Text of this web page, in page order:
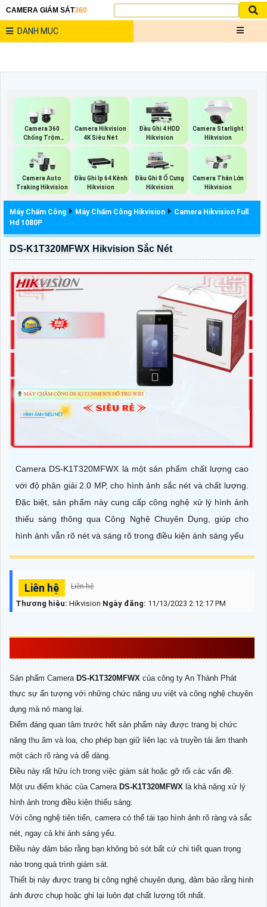
CAMERA GIÁM SÁT360
DANH MỤC
Camera 360
Chống Trộm
Hikvision
Camera Hikvision
4K Siêu Nét
Đầu Ghi 4 HDD
Hikvision
Camera Starlight
Hikvision
Camera Auto
Traking Hikvision
Đầu Ghi Ip 64 Kênh
Hikvision
Đầu Ghi 8 Ổ Cưng
Hikvision
Camera Thân Lớn
Hikvision
Máy Chấm Công Máy Chấm Công Hikvision
Camera Hikvision Full
Hd 1080P
DS-K1T320MFWX Hikvision Sắc Nét
Camera DS-K1T320MFWX là một sản phẩm chất lượng cao
với độ phân giải 2.0 MP, cho hình ảnh sắc nét và chất lượng.
Đặc biệt, sản phẩm này cung cấp công nghệ xử lý hình ảnh
thiếu sáng thông qua Công Nghệ Chuyên Dụng, giúp cho
hình ảnh vẫn rõ nét và sáng rõ trong điều kiện ánh sáng yếu
Liên hệ Liên hệ
Thương hiệu: Hikvision Ngày đăng: 11/13/2023 2:12:17 PM
Sản phẩm Camera DS-K1T320MFWX của công ty An Thành Phát
thực sự ấn tượng với những chức năng ưu việt và công nghệ chuyên
dụng mà nó mang lại.
Điểm đáng quan tâm trước hết sản phẩm này được trang bị chức
năng thu âm và loa, cho phép bạn giữ liên lạc và truyền tải âm thanh
một cách rõ ràng và dễ dàng.
Điều này rất hữu ích trong việc giám sát hoặc gỡ rối các vấn đề.
Một ưu điểm khác của Camera DS-K1T320MFWX là khả năng xử lý
hình ảnh trong điều kiện thiếu sáng.
Với công nghệ tiên tiến, camera có thể tái tạo hình ảnh rõ ràng và sắc
nét, ngay cả khi ánh sáng yếu.
Điều này đảm bảo rằng bạn không bỏ sót bất cứ chi tiết quan trọng
nào trong quá trình giám sát.
Thiết bị này được trang bị công nghệ chuyên dụng, đảm bảo rằng hình
ảnh được chụp hoặc ghi lại luôn đạt chất lượng tốt nhất.